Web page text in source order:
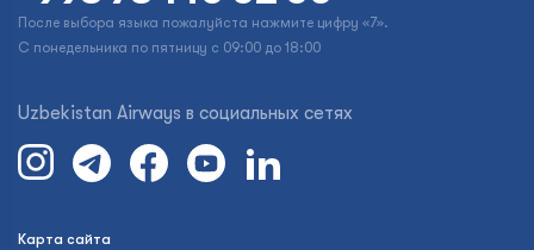
После выбора языка пожалуйста нажмите цифру «7».
С понедельника по пятницу с 09:00 до 18:00
Uzbekistan Airways в социальных сетях
Карта сайта